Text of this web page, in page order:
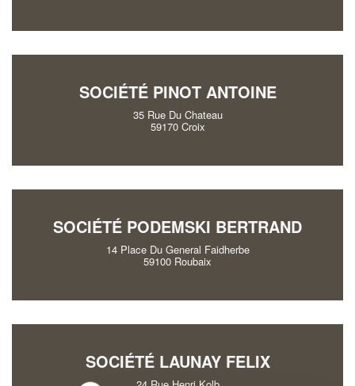
SOCIÉTÉ PINOT ANTOINE
35 Rue Du Chateau
59170 Croix
SOCIÉTÉ PODEMSKI BERTRAND
14 Place Du General Faidherbe
59100 Roubaix
SOCIÉTÉ LAUNAY FELIX